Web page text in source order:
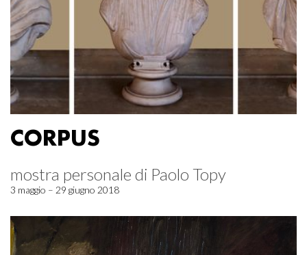
CORPUS
mostra personale di Paolo Topy
3 maggio – 29 giugno 2018